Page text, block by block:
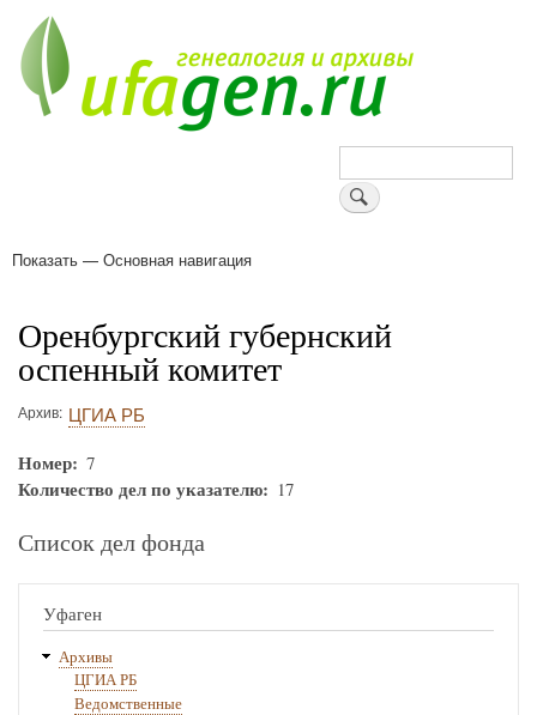
основному
содержанию
Поиск
Основная
Показать — Основная навигация
Оренбургский губернский
оспенный комитет
Архив ЦГИА РБ
Номер 7
Количество дел по указателю 17
Список дел фонда
Уфаген
Архивы
ЦГИА РБ
Ведомственные